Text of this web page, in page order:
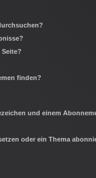
Seite?
finden?
und einem
oder ein Thema